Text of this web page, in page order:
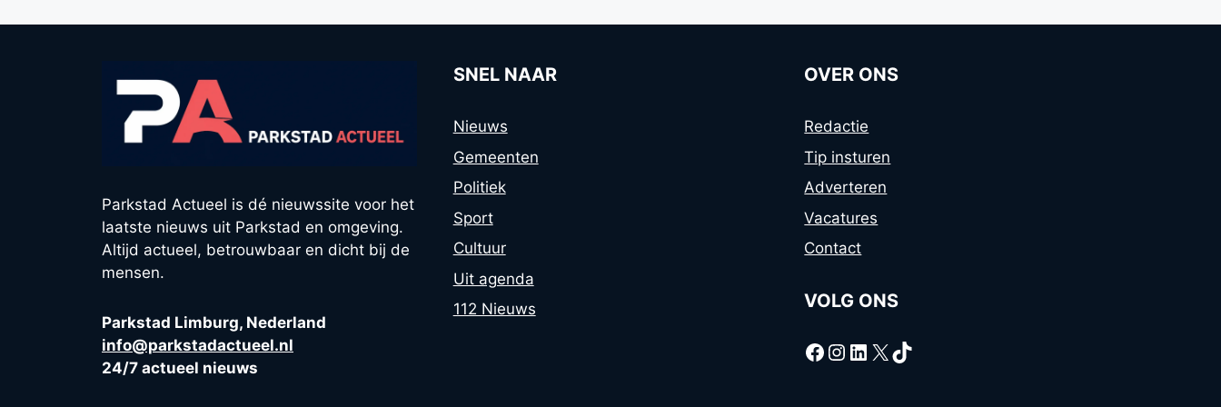
Parkstad Actueel is dé nieuwssite voor het
laatste nieuws uit Parkstad en omgeving.
Altijd actueel, betrouwbaar en dicht bij de
mensen.
Parkstad Limburg, Nederland
info@parkstadactueel.nl
24/7 actueel nieuws
SNEL NAAR
Nieuws
Gemeenten
Politiek
Sport
Cultuur
Uit agenda
112 Nieuws
OVER ONS
Redactie
Tip insturen
Adverteren
Vacatures
Contact
VOLG ONS
Facebook
Instagram
LinkedIn
X TikTok